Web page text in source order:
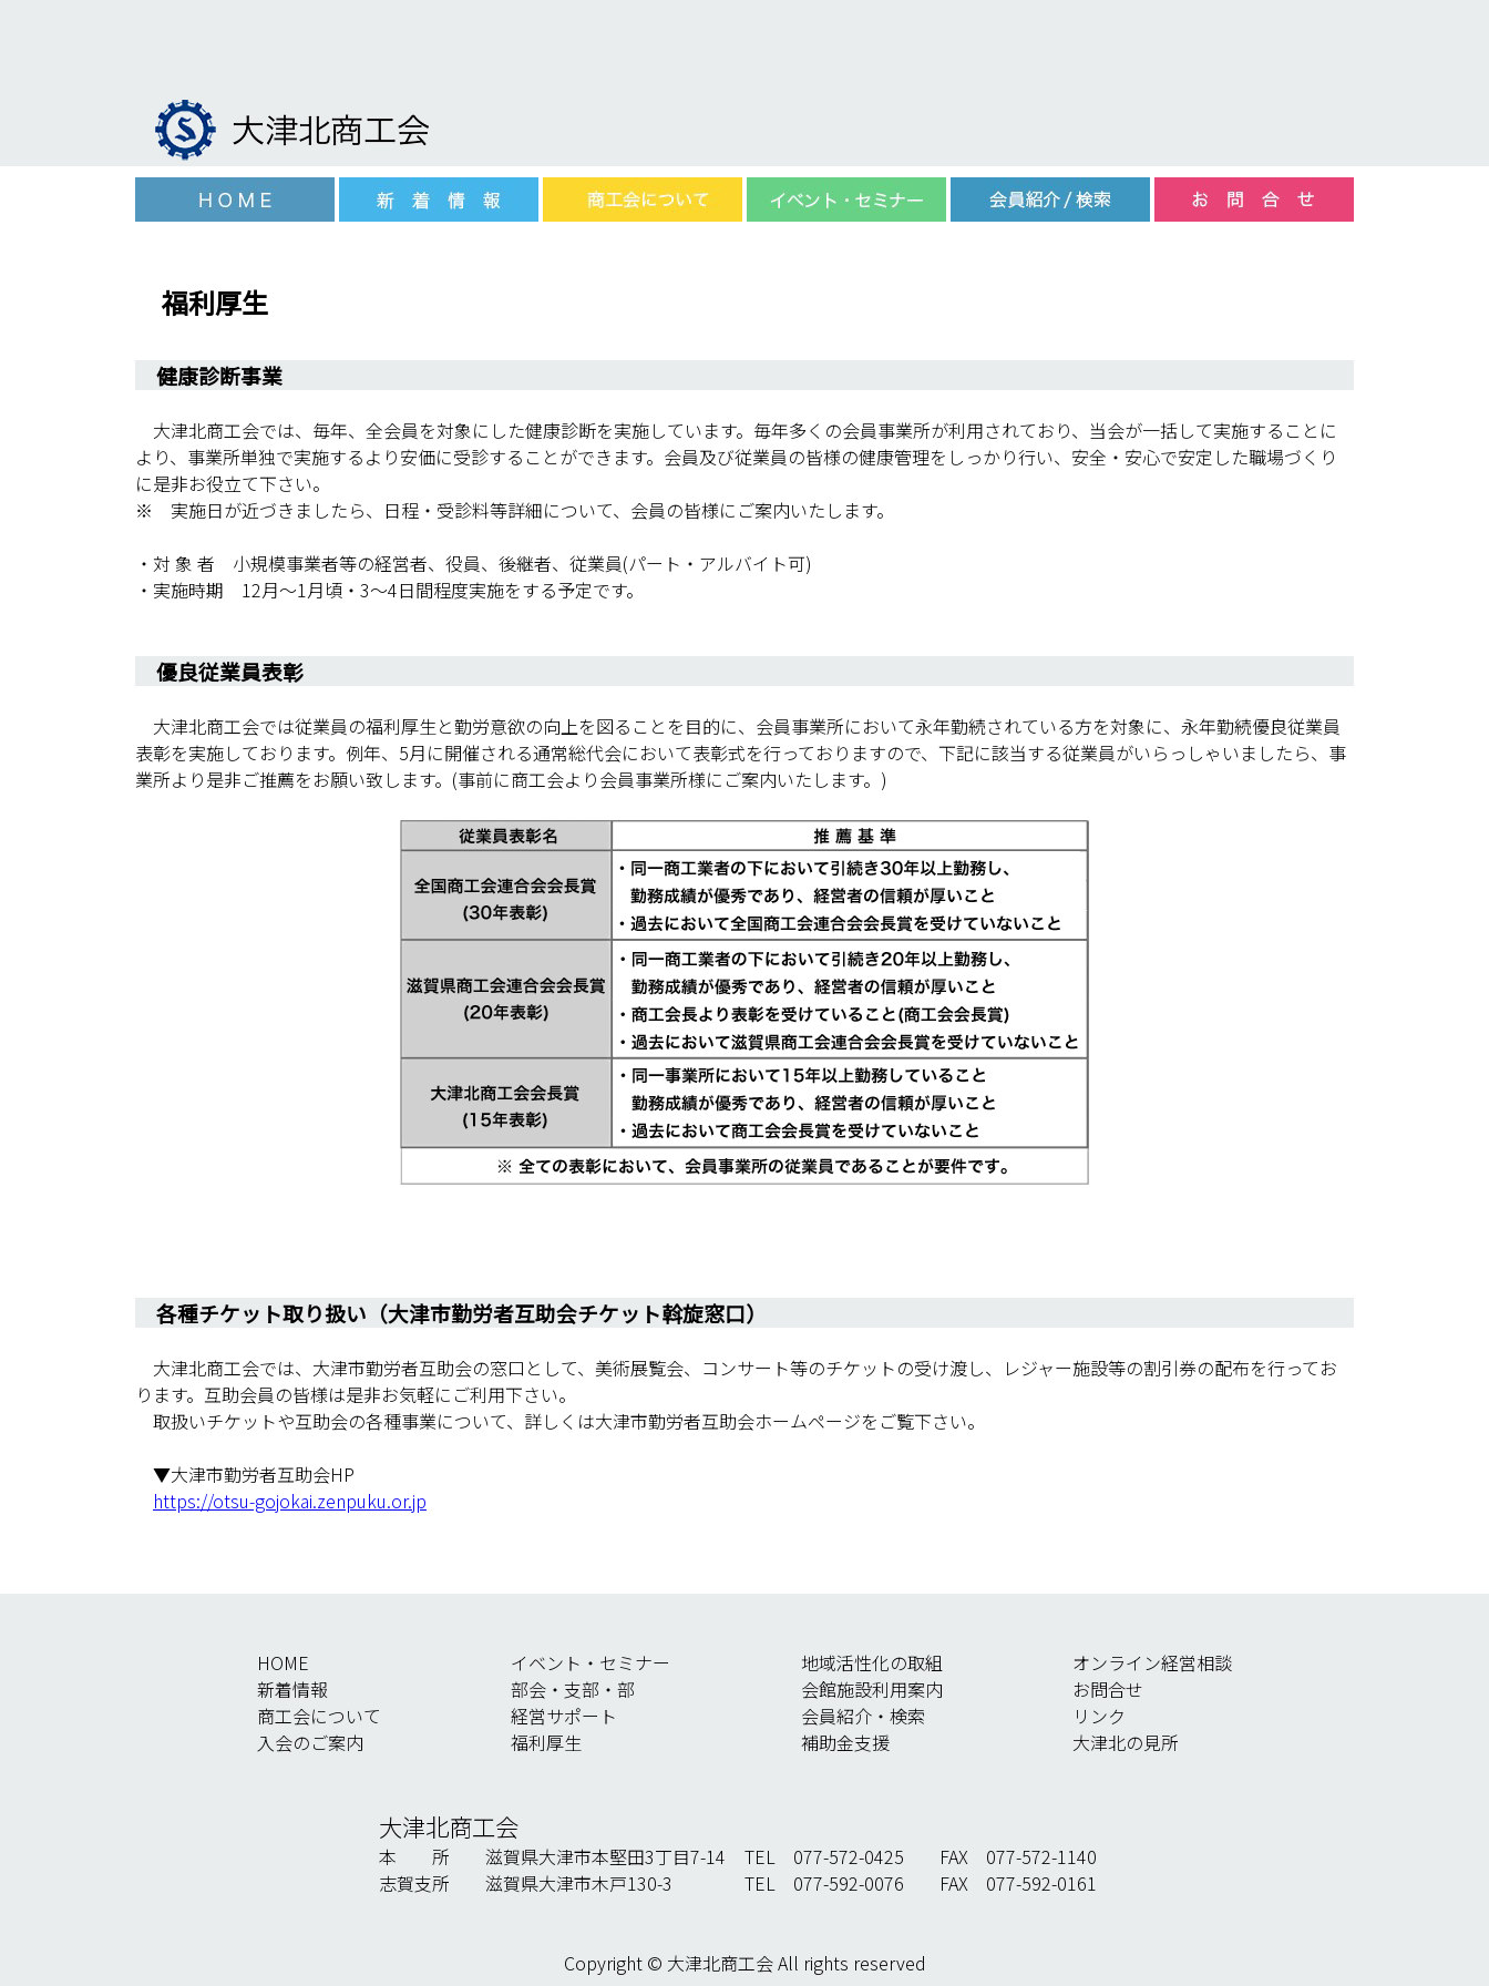
福利厚生
健康診断事業
大津北商工会では、毎年、全会員を対象にした健康診断を実施しています。毎年多くの会員事業所が利用されており、当会が一括して実施することに
より、事業所単独で実施するより安価に受診することができます。会員及び従業員の皆様の健康管理をしっかり行い、安全・安心で安定した職場づくり
に是非お役立て下さい。
※ 実施日が近づきましたら、日程・受診料等詳細について、会員の皆様にご案内いたします。
・対 象 者 小規模事業者等の経営者、役員、後継者、従業員(パート・アルバイト可)
・実施時期 12月〜1月頃・3〜4日間程度実施をする予定です。
優良従業員表彰
大津北商工会では従業員の福利厚生と勤労意欲の向上を図ることを目的に、会員事業所において永年勤続されている方を対象に、永年勤続優良従業員
表彰を実施しております。例年、5月に開催される通常総代会において表彰式を行っておりますので、下記に該当する従業員がいらっしゃいましたら、事
業所より是非ご推薦をお願い致します。(事前に商工会より会員事業所様にご案内いたします。)
各種チケット取り扱い（大津市勤労者互助会チケット斡旋窓口）
大津北商工会では、大津市勤労者互助会の窓口として、美術展覧会、コンサート等のチケットの受け渡し、レジャー施設等の割引券の配布を行ってお
ります。互助会員の皆様は是非お気軽にご利用下さい。
取扱いチケットや互助会の各種事業について、詳しくは大津市勤労者互助会ホームページをご覧下さい。
▼大津市勤労者互助会HP
https://otsu-gojokai.zenpuku.or.jp
HOME
新着情報
商工会について
入会のご案内
イベント・セミナー
部会・支部・部
経営サポート
福利厚生
地域活性化の取組
会館施設利用案内
会員紹介・検索
補助金支援
オンライン経営相談
お問合せ
リンク
大津北の見所
大津北商工会
本 所 滋賀県大津市本堅田3丁目7-14
志賀支所 滋賀県大津市木戸130-3
TEL 077-572-0425 FAX 077-572-1140
TEL 077-592-0076 FAX 077-592-0161
Copyright © 大津北商工会 All rights reserved